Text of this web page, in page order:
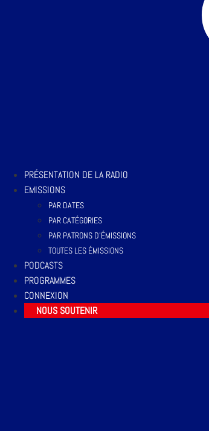
PRÉSENTATION DE LA RADIO
EMISSIONS
PAR DATES
PAR CATÉGORIES
PAR PATRONS D’ÉMISSIONS
TOUTES LES ÉMISSIONS
PODCASTS
PROGRAMMES
CONNEXION
NOUS SOUTENIR